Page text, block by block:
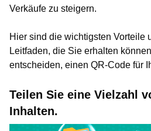
Verkäufe zu steigern.
Hier sind die wichtigsten Vorteile
Leitfaden, die Sie erhalten
entscheiden, einen QR-Code für
Teilen Sie eine Vielzahl
Inhalten.